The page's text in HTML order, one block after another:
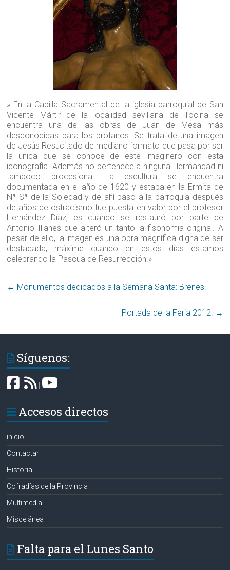
» En la Capilla Sacramental de la iglesia parroquial de San
Vicente Mártir de la localidad sevillana de Tocina se
encuentra una de las obras de Juan de Mesa más
desconocidas para los profanos. Se trata de una imagen
de Jesús Resucitado de mediano formato que pasa por ser
la única que se conoce de este imaginero con esta
iconografía. Además no pertenece a ninguna Hermandad ni
tampoco procesiona. La escultura se encuentra
documentada en el año de 1620 y estaba en la Ermita de
Nª Sª de la Soledad y de ahí paso a la parroquia después
de años de ostracismo fue puesta en valor por el profesor
Hernández Díaz, es cuando se restauró por parte de
Antonio Illanes que alteró un tanto la fisonomia original. A
pesar de ello, la imagen es una obra magnífica digna de ser
destacada, máxime cuando en estos días estamos
celebrando la Pascua de Resurrección.»
← Monumentos dedicados a la Semana Santa: Brenes‏.
Portada de la Feria 2012. →
Síguenos:
|
Accesos directos
inicio
Contactar
Historia
Cofradías de la Provincia
Multimedia
Miscelánea
Falta para el Lunes Santo